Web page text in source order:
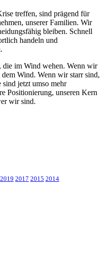
treffen, sind prägend für
unserer Familien. Wir
bleiben. Schnell
handeln und
die im Wind wehen. Wenn wir
Wind. Wenn wir starr sind,
jetzt umso mehr
Positionierung, unseren Kern
wir sind.
2019 2017 2015 2014